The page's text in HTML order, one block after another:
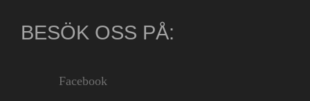
BESÖK OSS PÅ:
Facebook